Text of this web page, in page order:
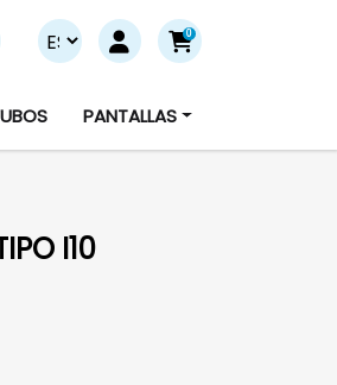
0
PANTALLAS
I10